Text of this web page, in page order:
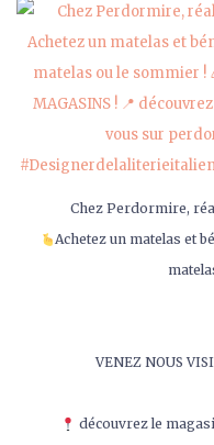
Chez Perdormire,
Achetez un matelas et
VENEZ NOUS
découvrez le